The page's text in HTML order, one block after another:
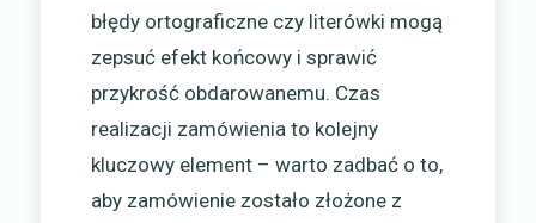
błędy ortograficzne czy literówki mogą
zepsuć efekt końcowy i sprawić
przykrość obdarowanemu. Czas
realizacji zamówienia to kolejny
kluczowy element – warto zadbać o to,
aby zamówienie zostało złożone z